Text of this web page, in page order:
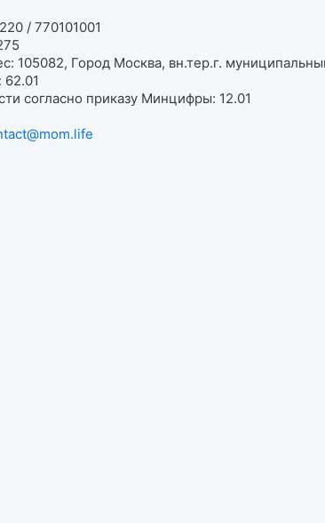
/ 770101001
105082, Город Москва, вн.тер.г.
согласно приказу Минцифры: 12.01